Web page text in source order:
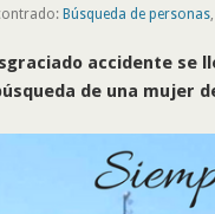
Búsqueda de personas,
accidente se
de una mujer